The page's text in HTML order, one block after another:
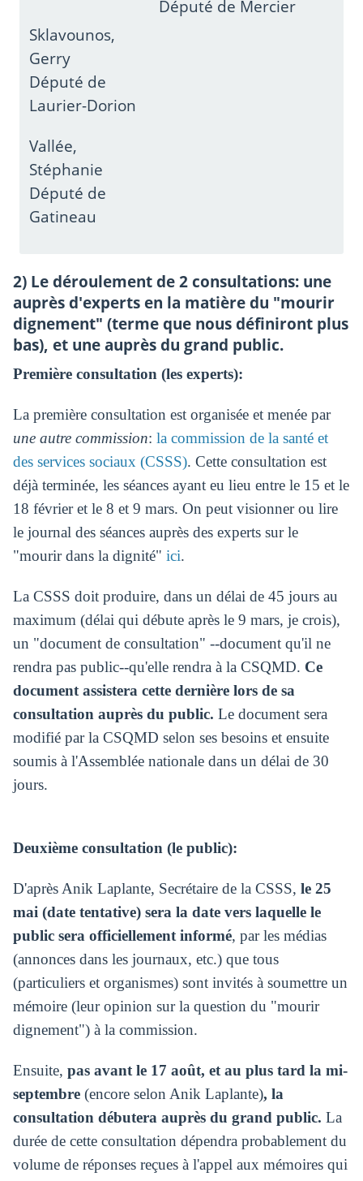
Sklavounos,
Gerry
Député de
Laurier-Dorion
Vallée,
Stéphanie
Député de
Gatineau
Député de Mercier
2) Le déroulement de 2 consultations: une
auprès d'experts en la matière du "mourir
dignement" (terme que nous définiront plus
bas), et une auprès du grand public.
Première consultation (les experts):
La première consultation est organisée et menée par
une autre commission: la commission de la santé et
des services sociaux (CSSS). Cette consultation est
déjà terminée, les séances ayant eu lieu entre le 15 et le
18 février et le 8 et 9 mars. On peut visionner ou lire
le journal des séances auprès des experts sur le
"mourir dans la dignité" ici.
La CSSS doit produire, dans un délai de 45 jours au
maximum (délai qui débute après le 9 mars, je crois),
un "document de consultation" --document qu'il ne
rendra pas public--qu'elle rendra à la CSQMD. Ce
document assistera cette dernière lors de sa
consultation auprès du public. Le document sera
modifié par la CSQMD selon ses besoins et ensuite
soumis à l'Assemblée nationale dans un délai de 30
jours.
Deuxième consultation (le public):
D'après Anik Laplante, Secrétaire de la CSSS, le 25
mai (date tentative) sera la date vers laquelle le
public sera officiellement informé, par les médias
(annonces dans les journaux, etc.) que tous
(particuliers et organismes) sont invités à soumettre un
mémoire (leur opinion sur la question du "mourir
dignement") à la commission.
Ensuite, pas avant le 17 août, et au plus tard la mi-
septembre (encore selon Anik Laplante), la
consultation débutera auprès du grand public. La
durée de cette consultation dépendra probablement du
volume de réponses reçues à l'appel aux mémoires qui